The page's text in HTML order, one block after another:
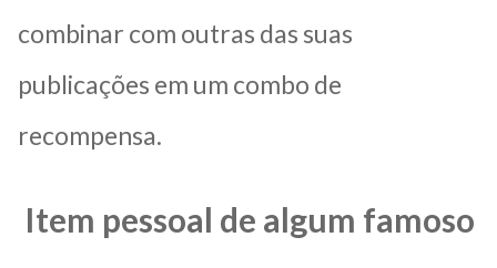
combinar com outras das suas
publicações em um combo de
recompensa.
Item pessoal de algum famoso